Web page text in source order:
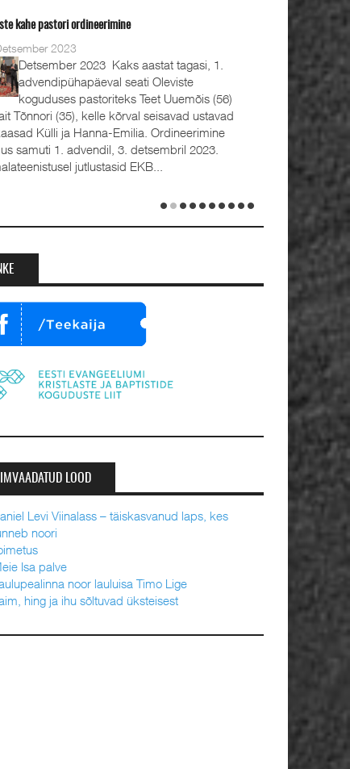
kahe pastori ordineerimine
2023
Detsember 2023 Kaks aastat tagasi, 1.
advendipühapäeval seati Oleviste
koguduses pastoriteks Teet Uuemõis (56)
Tõnnori (35), kelle kõrval seisavad ustavad
Külli ja Hanna-Emilia. Ordineerimine
samuti 1. advendil, 3. detsembril 2023.
jutlustasid EKB...
LOOD
Levi Viinalass – täiskasvanud laps, kes
noori
Isa palve
noor lauluisa Timo Lige
hing ja ihu sõltuvad üksteisest